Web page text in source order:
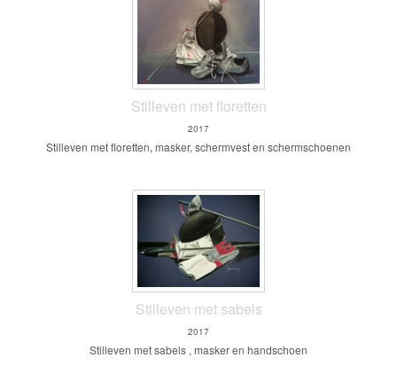
Stilleven met floretten
2017
Stilleven met floretten, masker, schermvest en schermschoenen
Stilleven met sabels
2017
Stilleven met sabels , masker en handschoen